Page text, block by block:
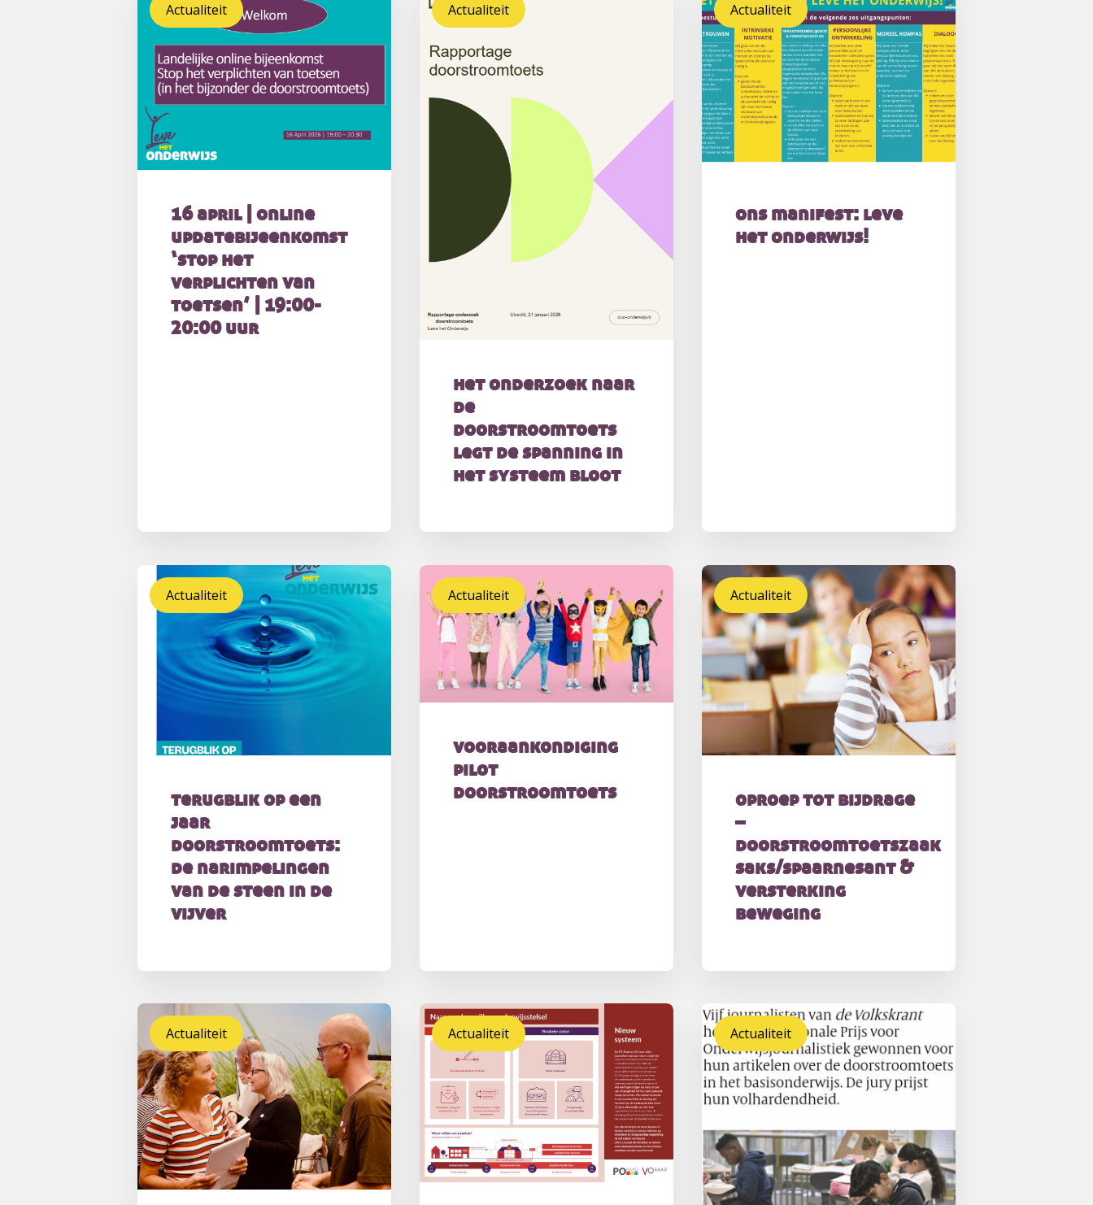
Actualiteit
16 april | online
updatebijeenkomst
‘stop het
verplichten van
toetsen’ | 19:00-
20:00 uur
Actualiteit
het onderzoek naar
de
doorstroomtoets
legt de spanning in
het systeem bloot
Actualiteit
ons manifest: leve
het onderwijs!
Actualiteit
terugblik op een
jaar
doorstroomtoets:
de narimpelingen
van de steen in de
vijver
Actualiteit
vooraankondiging
pilot
doorstroomtoets
Actualiteit
oproep tot bijdrage
–
doorstroomtoetszaak
saks/spaarnesant &
versterking
beweging
Actualiteit Actualiteit Actualiteit